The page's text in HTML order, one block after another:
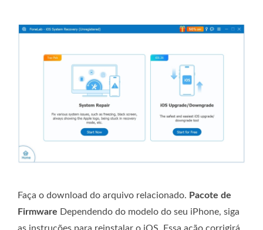
Faça o download do arquivo relacionado. Pacote de
Firmware Dependendo do modelo do seu iPhone, siga